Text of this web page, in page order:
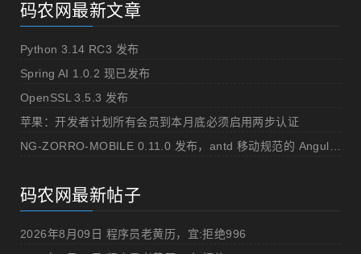
码农网最新文章
Python 3.14 RC3 发布
Spring AI 1.0.2 现已发布
OpenSSL 3.5.3 发布
苹果：开发者计划所有会员到本月底必须启用两步认证
码农网最新帖子
2026年8月09日 程序员老黄历，宜:拒绝996